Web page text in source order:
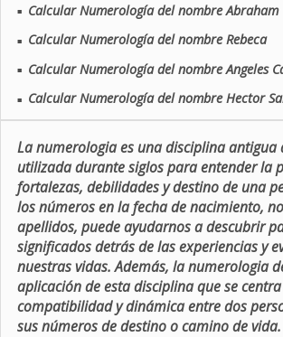
■ Calcular Numerología del nombre Abraham
■ Calcular Numerología del nombre Rebeca
■ Calcular Numerología del nombre Angeles
■ Calcular Numerología del nombre Hector
La numerologia es una disciplina antigua
utilizada durante siglos para entender la
fortalezas, debilidades y destino de una
los números en la fecha de nacimiento,
apellidos, puede ayudarnos a descubrir
significados detrás de las experiencias y
nuestras vidas. Además, la numerologia
aplicación de esta disciplina que se
compatibilidad y dinámica entre dos
sus números de destino o camino de vida.